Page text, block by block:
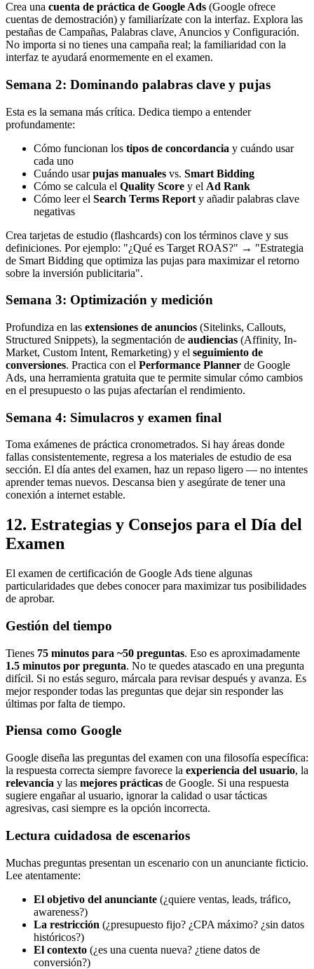
Crea una cuenta de práctica de Google Ads (Google ofrece
cuentas de demostración) y familiarízate con la interfaz. Explora las
pestañas de Campañas, Palabras clave, Anuncios y Configuración.
No importa si no tienes una campaña real; la familiaridad con la
interfaz te ayudará enormemente en el examen.
Semana 2: Dominando palabras clave y pujas
Esta es la semana más crítica. Dedica tiempo a entender
profundamente:
Cómo funcionan los tipos de concordancia y cuándo usar
cada uno
Cuándo usarpujas manuales vs. Smart Bidding
Cómo se calcula el Quality Score y el Ad Rank
Cómo leer el Search Terms Report y añadir palabras clave
negativas
Crea tarjetas de estudio (flashcards) con los términos clave y sus
definiciones. Por ejemplo: "¿Qué es Target ROAS?" → "Estrategia
de Smart Bidding que optimiza las pujas para maximizar el retorno
sobre la inversión publicitaria".
Semana 3: Optimización y medición
Profundiza en las extensiones de anuncios (Sitelinks, Callouts,
Structured Snippets), la segmentación de audiencias (Affinity, In-
Market, Custom Intent, Remarketing) y el seguimiento de
conversiones. Practica con el Performance Planner de Google
Ads, una herramienta gratuita que te permite simular cómo cambios
en el presupuesto o las pujas afectarían el rendimiento.
Semana 4: Simulacros y examen final
Toma exámenes de práctica cronometrados. Si hay áreas donde
fallas consistentemente, regresa a los materiales de estudio de esa
sección. El día antes del examen, haz un repaso ligero — no intentes
aprender temas nuevos. Descansa bien y asegúrate de tener una
conexión a internet estable.
12. Estrategias y Consejos para el Día del
Examen
El examen de certificación de Google Ads tiene algunas
particularidades que debes conocer para maximizar tus posibilidades
de aprobar.
Gestión del tiempo
Tienes 75 minutos para ~50 preguntas. Eso es aproximadamente
1.5 minutos por pregunta. No te quedes atascado en una pregunta
difícil. Si no estás seguro, márcala para revisar después y avanza. Es
mejor responder todas las preguntas que dejar sin responder las
últimas por falta de tiempo.
Piensa como Google
Google diseña las preguntas del examen con una filosofía específica:
la respuesta correcta siempre favorece la experiencia del usuario, la
relevancia y las mejores prácticas de Google. Si una respuesta
sugiere engañar al usuario, ignorar la calidad o usar tácticas
agresivas, casi siempre es la opción incorrecta.
Lectura cuidadosa de escenarios
Muchas preguntas presentan un escenario con un anunciante ficticio.
Lee atentamente:
El objetivo del anunciante (¿quiere ventas, leads, tráfico,
awareness?)
La restricción (¿presupuesto fijo? ¿CPA máximo? ¿sin datos
históricos?)
El contexto (¿es una cuenta nueva? ¿tiene datos de
conversión?)